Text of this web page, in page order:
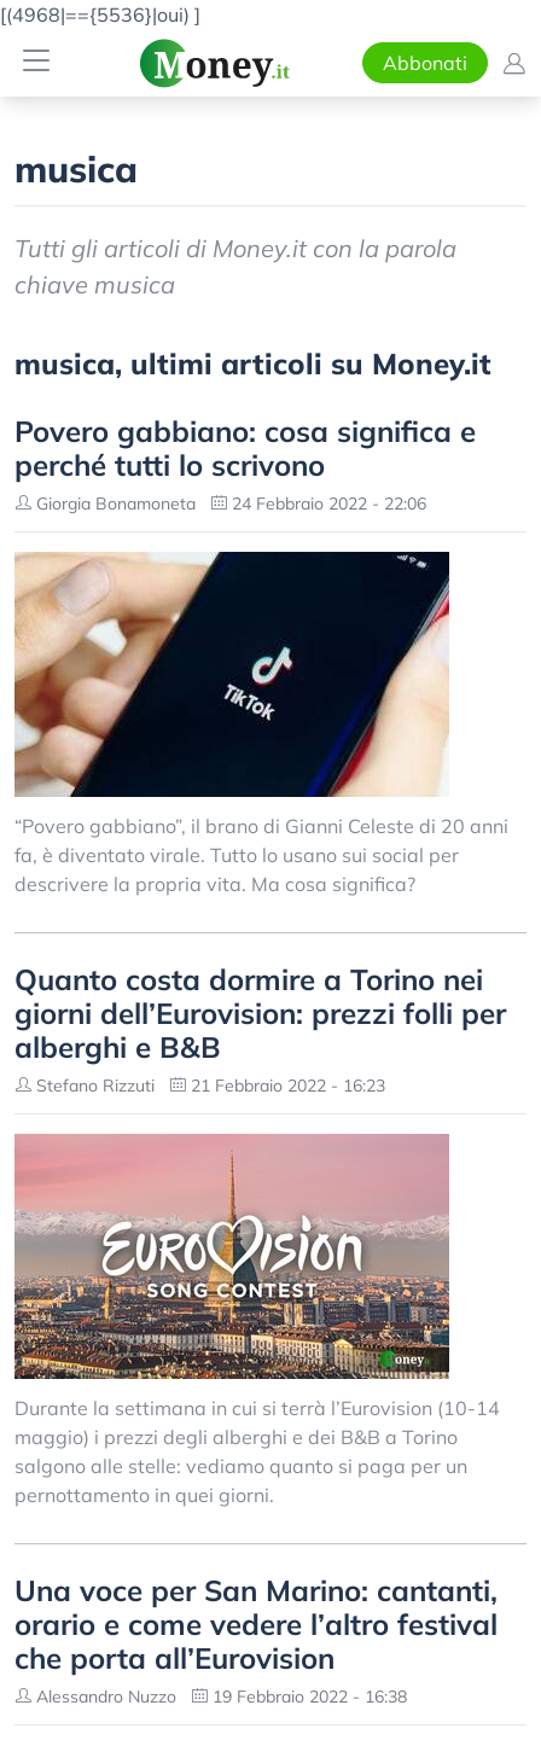
[(4968|=={5536}|oui) ]
Abbonati
musica
Tutti gli articoli di Money.it con la parola
chiave musica
musica, ultimi articoli su Money.it
Povero gabbiano: cosa significa e
perché tutti lo scrivono
Giorgia Bonamoneta 24 Febbraio 2022 - 22:06
“Povero gabbiano”, il brano di Gianni Celeste di 20 anni
fa, è diventato virale. Tutto lo usano sui social per
descrivere la propria vita. Ma cosa significa?
Quanto costa dormire a Torino nei
giorni dell’Eurovision: prezzi folli per
alberghi e B&B
Stefano Rizzuti 21 Febbraio 2022 - 16:23
Durante la settimana in cui si terrà l’Eurovision (10-14
maggio) i prezzi degli alberghi e dei B&B a Torino
salgono alle stelle: vediamo quanto si paga per un
pernottamento in quei giorni.
Una voce per San Marino: cantanti,
orario e come vedere l’altro festival
che porta all’Eurovision
Alessandro Nuzzo 19 Febbraio 2022 - 16:38